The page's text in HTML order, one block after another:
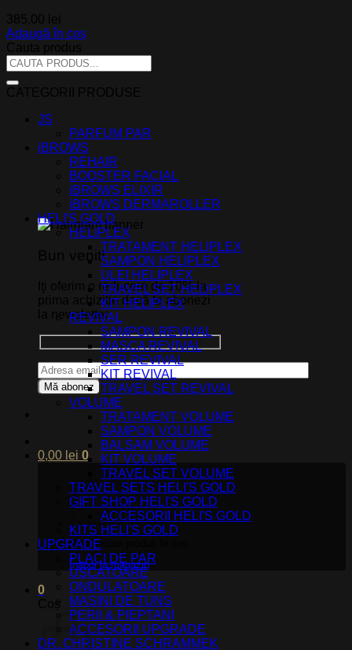
Bun venit!
Iţi oferim o reducere de 10% la
prima achizitie dacă te abonezi
la newsletter.
0,00 lei 0
Nu ai niciun produs în coș.
Înapoi la magazin
0
Adaugă în coș
Caută
după:
JS
PARFUM PAR
iBROWS
REHAIR
BOOSTER FACIAL
iBROWS ELIXIR
iBROWS DERMAROLLER
HELI'S GOLD
HELIPLEX
TRATAMENT HELIPLEX
SAMPON HELIPLEX
ULEI HELIPLEX
TRAVEL SET HELIPLEX
KIT HELIPLEX
REVIVAL
SAMPON REVIVAL
MASCA REVIVAL
SER REVIVAL
KIT REVIVAL
TRAVEL SET REVIVAL
VOLUME
TRATAMENT VOLUME
SAMPON VOLUME
BALSAM VOLUME
KIT VOLUME
TRAVEL SET VOLUME
TRAVEL SETS HELI'S GOLD
GIFT SHOP HELI'S GOLD
ACCESORII HELI'S GOLD
KITS HELI'S GOLD
UPGRADE
PLACI DE PAR
USCATOARE
ONDULATOARE
MASINI DE TUNS
PERII & PIEPTANI
ACCESORII UPGRADE
DR. CHRISTINE SCHRAMMEK